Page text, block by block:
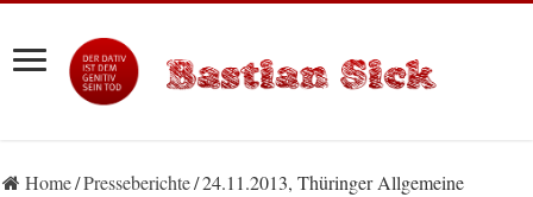
Home/Presseberichte/24.11.2013, Thüringer Allgemeine